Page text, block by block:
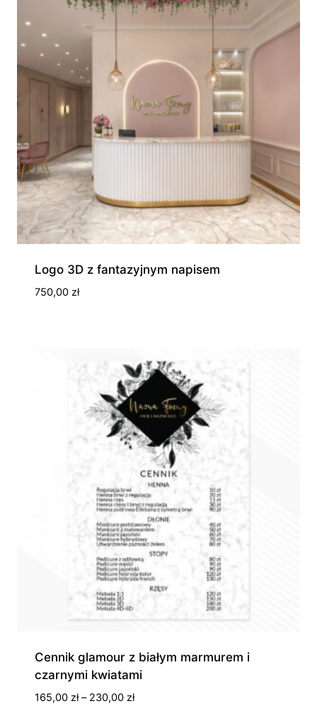
Logo 3D z fantazyjnym napisem
750,00 zł
Cennik glamour z białym marmurem i
czarnymi kwiatami
165,00 zł – 230,00 złZakres